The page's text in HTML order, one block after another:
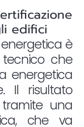
edifici
è
che
energetica
Il risultato
una
che va